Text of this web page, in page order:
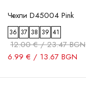
Чехли D45004 Pink
36 37 38 39 41
12.00 € / 23.47 BGN
6.99 € / 13.67 BGN